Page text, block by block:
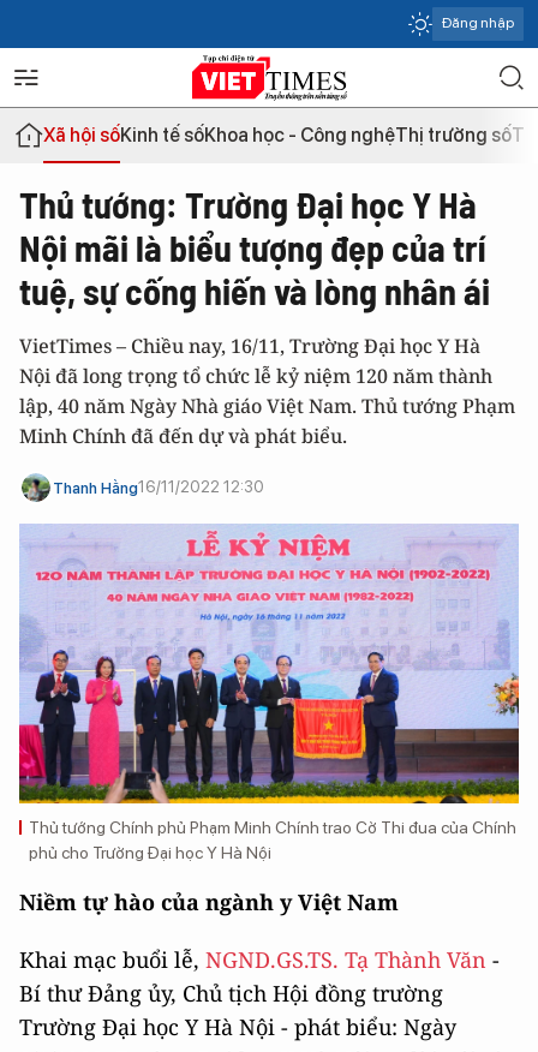
Đăng nhập
Xã hội sốKinh tế sốKhoa học - Công nghệThị trường số
Thủ tướng: Trường Đại học Y Hà
Nội mãi là biểu tượng đẹp của trí
tuệ, sự cống hiến và lòng nhân ái
VietTimes – Chiều nay, 16/11,Trường Đại học Y Hà
Nộiđã long trọng tổ chức lễ kỷ niệm 120 năm thành
lập, 40 năm Ngày Nhà giáo Việt Nam. Thủ tướng Phạm
Minh Chính đã đến dự và phát biểu.
Thanh Hằng16/11/2022 12:30
Thủ tướng Chính phủ Phạm Minh Chính trao Cờ Thi đua của Chính
phủ cho Trường Đại học Y Hà Nội
Niềm tự hào của ngành y Việt Nam
Khai mạc buổi lễ, NGND.GS.TS. Tạ Thành Văn -
Bí thư Đảng ủy, Chủ tịch Hội đồng trường
Trường Đại học Y Hà Nội - phát biểu: Ngày